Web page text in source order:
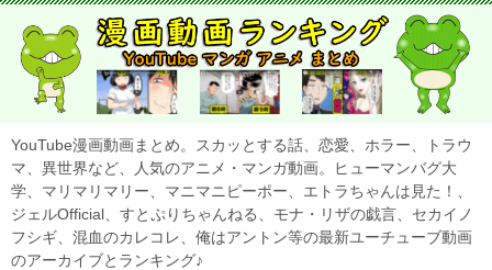
YouTube漫画動画まとめ。スカッとする話、恋愛、ホラー、トラウ
マ、異世界など、人気のアニメ・マンガ動画。ヒューマンバグ大
学、マリマリマリー、マニマニピーポー、エトラちゃんは見た！、
ジェルOfficial、すとぷりちゃんねる、モナ・リザの戯言、セカイノ
フシギ、混血のカレコレ、俺はアントン等の最新ユーチューブ動画
のアーカイブとランキング♪